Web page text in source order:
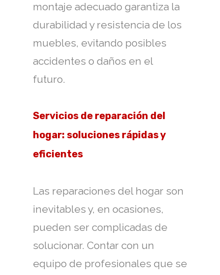
montaje adecuado garantiza la
durabilidad y resistencia de los
muebles, evitando posibles
accidentes o daños en el
futuro.
Servicios de reparación del
hogar: soluciones rápidas y
eficientes
Las reparaciones del hogar son
inevitables y, en ocasiones,
pueden ser complicadas de
solucionar. Contar con un
equipo de profesionales que se